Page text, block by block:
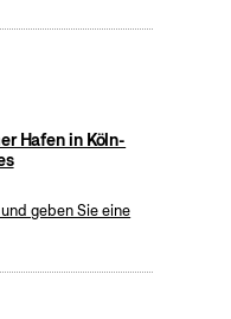
Hafen in Köln-
geben Sie eine